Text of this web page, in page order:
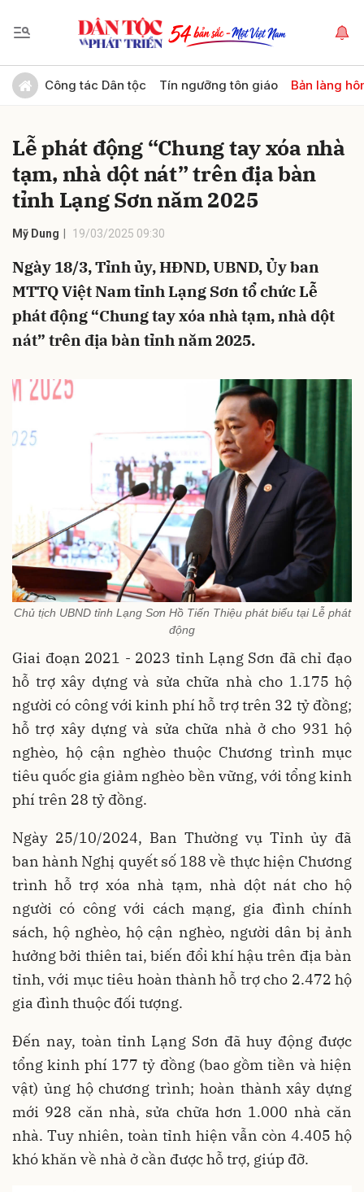
Công tác Dân tộc Tín ngưỡng tôn giáo Bản làng
Lễ phát động “Chung tay xóa nhà
tạm, nhà dột nát” trên địa bàn
tỉnh Lạng Sơn năm 2025
Mỹ Dung 19/03/2025 09:30
Ngày 18/3, Tỉnh ủy, HĐND, UBND, Ủy ban
MTTQ Việt Nam tỉnh Lạng Sơn tổ chức Lễ
phát động “Chung tay xóa nhà tạm, nhà dột
nát” trên địa bàn tỉnh năm 2025.
Chủ tịch UBND tỉnh Lạng Sơn Hồ Tiến Thiệu phát biểu tại Lễ phát
động
Giai đoạn 2021 - 2023 tỉnh Lạng Sơn đã chỉ đạo
hỗ trợ xây dựng và sửa chữa nhà cho 1.175 hộ
người có công với kinh phí hỗ trợ trên 32 tỷ đồng;
hỗ trợ xây dựng và sửa chữa nhà ở cho 931 hộ
nghèo, hộ cận nghèo thuộc Chương trình mục
tiêu quốc gia giảm nghèo bền vững, với tổng kinh
phí trên 28 tỷ đồng.
Ngày 25/10/2024, Ban Thường vụ Tỉnh ủy đã
ban hành Nghị quyết số 188 về thực hiện Chương
trình hỗ trợ xóa nhà tạm, nhà dột nát cho hộ
người có công với cách mạng, gia đình chính
sách, hộ nghèo, hộ cận nghèo, người dân bị ảnh
hưởng bởi thiên tai, biến đổi khí hậu trên địa bàn
tỉnh, với mục tiêu hoàn thành hỗ trợ cho 2.472 hộ
gia đình thuộc đối tượng.
Đến nay, toàn tỉnh Lạng Sơn đã huy động được
tổng kinh phí 177 tỷ đồng (bao gồm tiền và hiện
vật) ủng hộ chương trình; hoàn thành xây dựng
mới 928 căn nhà, sửa chữa hơn 1.000 nhà căn
nhà. Tuy nhiên, toàn tỉnh hiện vẫn còn 4.405 hộ
khó khăn về nhà ở cần được hỗ trợ, giúp đỡ.
Gửi bình luận